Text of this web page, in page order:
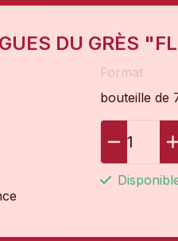
DU GRÈS
Format
bouteille de
1